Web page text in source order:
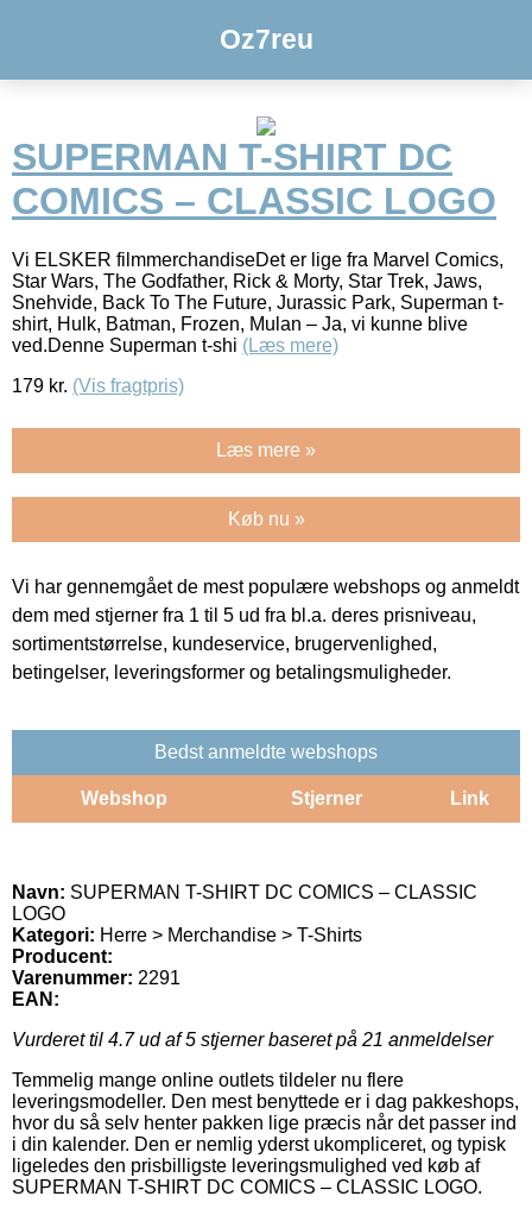
Oz7reu
SUPERMAN T-SHIRT DC
COMICS – CLASSIC LOGO
Vi ELSKER filmmerchandiseDet er lige fra Marvel Comics,
Star Wars, The Godfather, Rick & Morty, Star Trek, Jaws,
Snehvide, Back To The Future, Jurassic Park, Superman t-
shirt, Hulk, Batman, Frozen, Mulan – Ja, vi kunne blive
ved.Denne Superman t-shi (Læs mere)
179 kr. (Vis fragtpris)
Læs mere »
Køb nu »
Vi har gennemgået de mest populære webshops og anmeldt
dem med stjerner fra 1 til 5 ud fra bl.a. deres prisniveau,
sortimentstørrelse, kundeservice, brugervenlighed,
betingelser, leveringsformer og betalingsmuligheder.
Bedst anmeldte webshops
Webshop Stjerner Link
Navn: SUPERMAN T-SHIRT DC COMICS – CLASSIC
LOGO
Kategori: Herre > Merchandise > T-Shirts
Producent:
Varenummer: 2291
EAN:
Vurderet til 4.7ud af 5 stjerner baseret på 21 anmeldelser
Temmelig mange online outlets tildeler nu flere
leveringsmodeller. Den mest benyttede er i dag pakkeshops,
hvor du så selv henter pakken lige præcis når det passer ind
i din kalender. Den er nemlig yderst ukompliceret, og typisk
ligeledes den prisbilligste leveringsmulighed ved køb af
SUPERMAN T-SHIRT DC COMICS – CLASSIC LOGO.